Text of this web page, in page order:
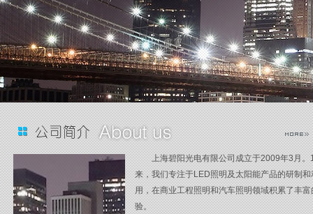
上海碧阳光电有限公司成立于2009年3月。
来，我们专注于LED照明及太阳能产品的研制和
用，在商业工程照明和汽车照明领域积累了丰富
验。